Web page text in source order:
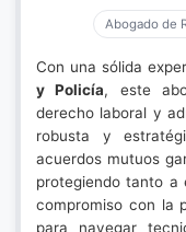
Abogado de
Con una sólida
y Policía, este
derecho laboral y
robusta y
acuerdos mutuos
protegiendo tanto a
compromiso con la
para navegar